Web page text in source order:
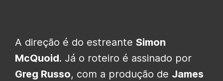
A direção é do estreante Simon
McQuoid. Já o roteiro é assinado por
Greg Russo, com a produção de James